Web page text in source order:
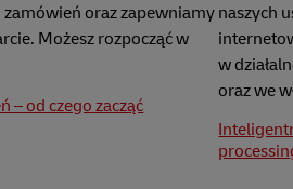
oraz zapewniamy
Możesz rozpocząć w
– od czego zacząć
naszych
w
oraz we